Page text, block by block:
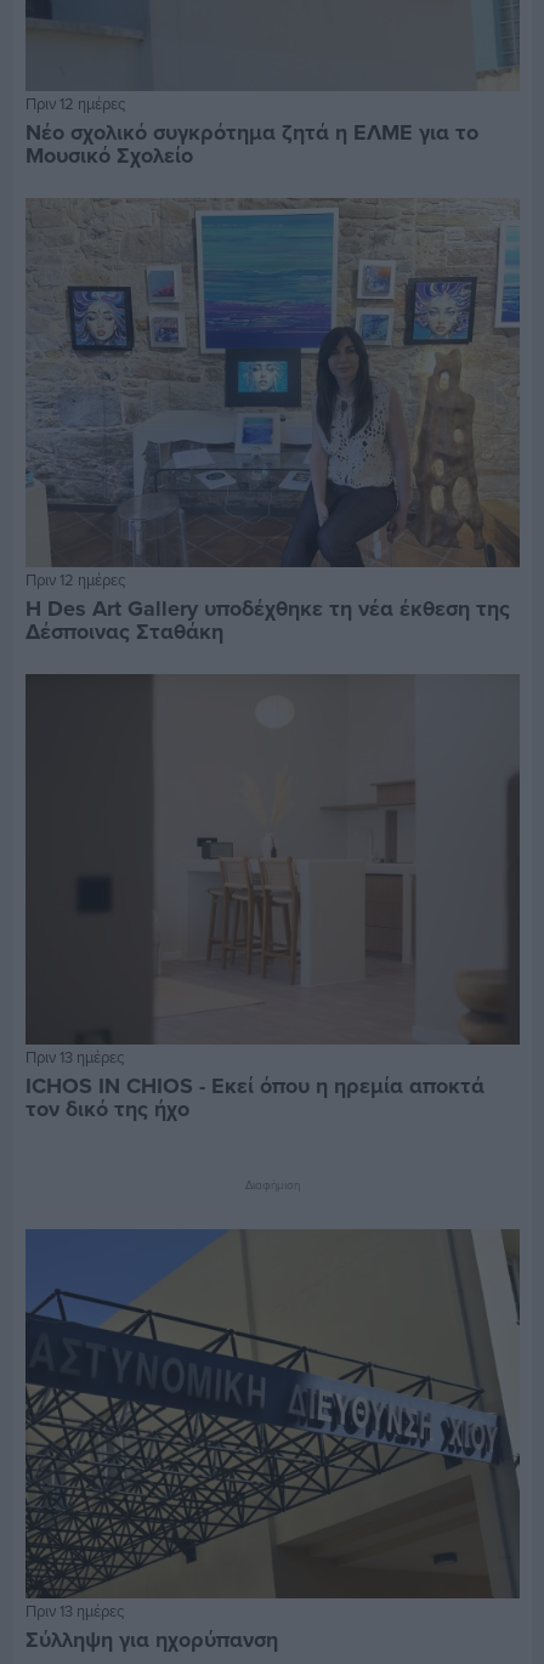
Πριν 12 ημέρες
Νέο σχολικό συγκρότημα ζητά η ΕΛΜΕ για το
Μουσικό Σχολείο
Πριν 12 ημέρες
Η Des Art Gallery υποδέχθηκε τη νέα έκθεση της
Δέσποινας Σταθάκη
Πριν 13 ημέρες
ICHOS IN CHIOS - Εκεί όπου η ηρεμία αποκτά
τον δικό της ήχο
Διαφήμιση
Πριν 13 ημέρες
Σύλληψη για ηχορύπανση